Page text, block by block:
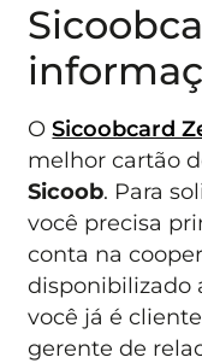
OSicoobcard
melhor cartão
Sicoob. Para
você precisa
conta na
disponibilizado
você já é
gerente de